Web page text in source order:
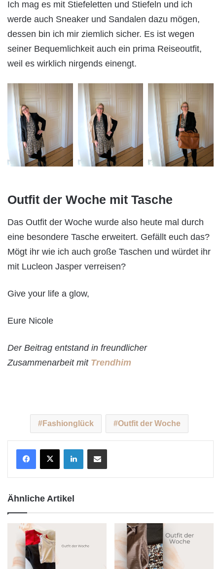
Ich mag es mit Stiefeletten und Stiefeln und ich
werde auch Sneaker und Sandalen dazu mögen,
dessen bin ich mir ziemlich sicher. Es ist wegen
seiner Bequemlichkeit auch ein prima Reiseoutfit,
weil es wirklich nirgends einengt.
Outfit der Woche mit Tasche
Das Outfit der Woche wurde also heute mal durch
eine besondere Tasche erweitert. Gefällt euch das?
Mögt ihr wie ich auch große Taschen und würdet ihr
mit Lucleon Jasper verreisen?
Give your life a glow,
Eure Nicole
Der Beitrag entstand in freundlicher
Zusammenarbeit mit Trendhim
Fashionglück Outfit der Woche
Ähnliche Artikel